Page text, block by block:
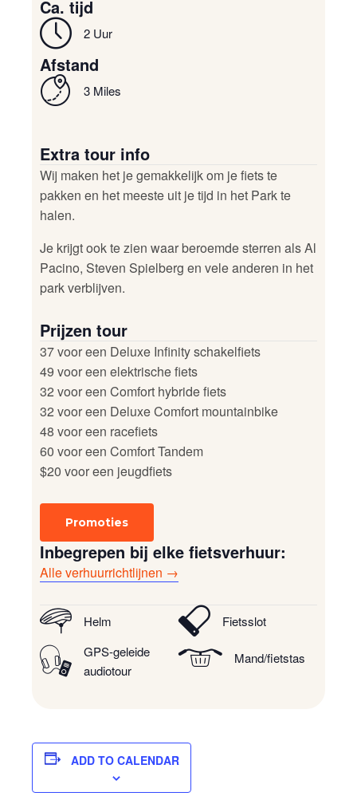
Ca. tijd
2 Uur
Afstand
3 Miles
Extra tour info
Wij maken het je gemakkelijk om je fiets te
pakken en het meeste uit je tijd in het Park te
halen.
Je krijgt ook te zien waar beroemde sterren als Al
Pacino, Steven Spielberg en vele anderen in het
park verblijven.
Prijzen tour
37 voor een Deluxe Infinity schakelfiets
49 voor een elektrische fiets
32 voor een Comfort hybride fiets
32 voor een Deluxe Comfort mountainbike
48 voor een racefiets
60 voor een Comfort Tandem
$20 voor een jeugdfiets
Promoties
Inbegrepen bij elke fietsverhuur:
Alle verhuurrichtlijnen →
Helm
Fietsslot
GPS-geleide
audiotour
Mand/fietstas
ADD TO CALENDAR